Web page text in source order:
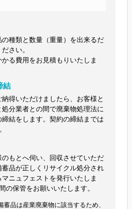
種類と数量（重量）を出来るだ
さい。
る費用をお見積もりいたしま
結
得いただけましたら、お客様と
分業者との間で廃棄物処理法に
結をします。契約の締結までは
もとへ伺い、回収させていただ
品が正しくリサイクル処分され
ニュフェストを発行いたしま
の保管をお願いいたします。
品は産業廃棄物に該当するため、